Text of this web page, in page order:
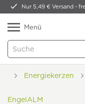
Nur 5,49 € Versand -
Menü
Energiekerzen
EngelALM